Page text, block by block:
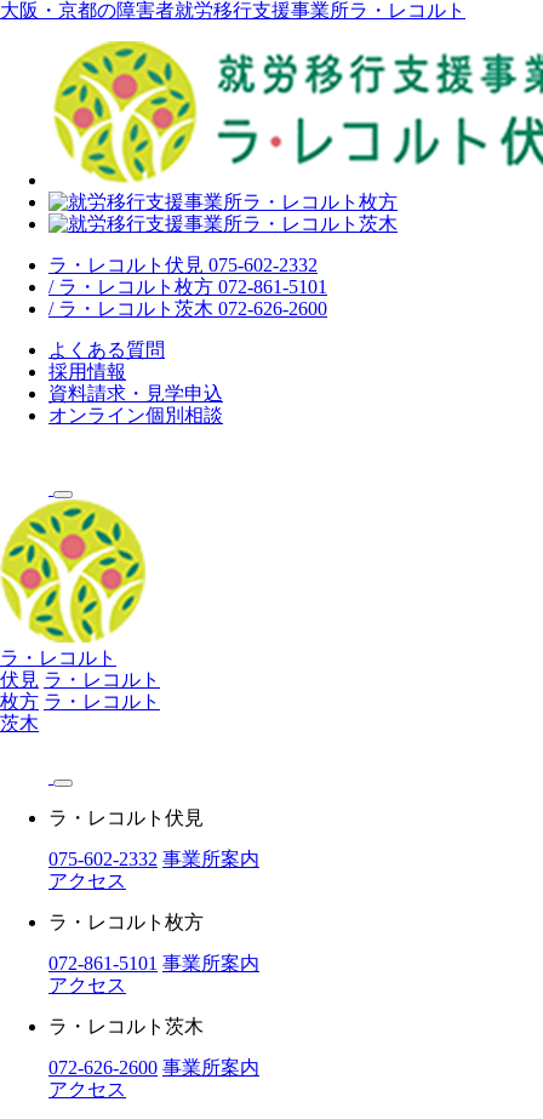
大阪・京都の障害者就労移行支援事業所ラ・レコルト
ラ・レコルト伏見 075-602-2332
/ ラ・レコルト枚方 072-861-5101
/ ラ・レコルト茨木 072-626-2600
よくある質問
採用情報
資料請求・見学申込
オンライン個別相談
ラ・レコルト
伏見 ラ・レコルト
枚方 ラ・レコルト
茨木
ラ・レコルト伏見
075-602-2332 事業所案内
アクセス
ラ・レコルト枚方
072-861-5101 事業所案内
アクセス
ラ・レコルト茨木
072-626-2600 事業所案内
アクセス